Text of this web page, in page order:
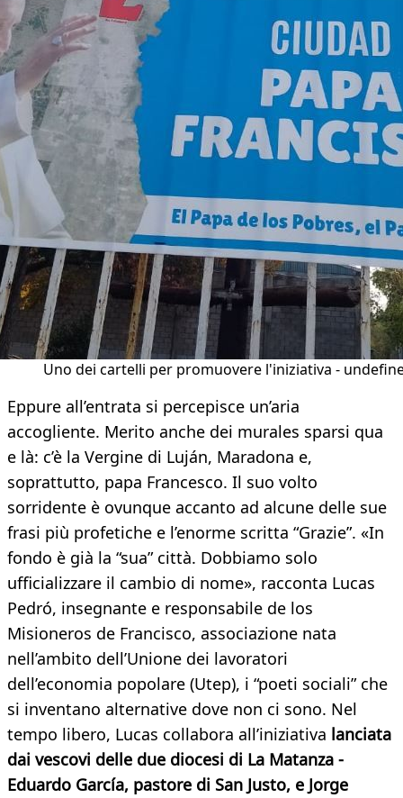
Uno dei cartelli per promuovere l'iniziativa -
Eppure all’entrata si percepisce un’aria
accogliente. Merito anche dei murales sparsi qua
e là: c’è la Vergine di Luján, Maradona e,
soprattutto, papa Francesco. Il suo volto
sorridente è ovunque accanto ad alcune delle sue
frasi più profetiche e l’enorme scritta “Grazie”. «In
fondo è già la “sua” città. Dobbiamo solo
ufficializzare il cambio di nome», racconta Lucas
Pedró, insegnante e responsabile de los
Misioneros de Francisco, associazione nata
nell’ambito dell’Unione dei lavoratori
dell’economia popolare (Utep), i “poeti sociali” che
si inventano alternative dove non ci sono. Nel
tempo libero, Lucas collabora all’iniziativa lanciata
dai vescovi delle due diocesi di La Matanza -
Eduardo García, pastore di San Justo, e Jorge